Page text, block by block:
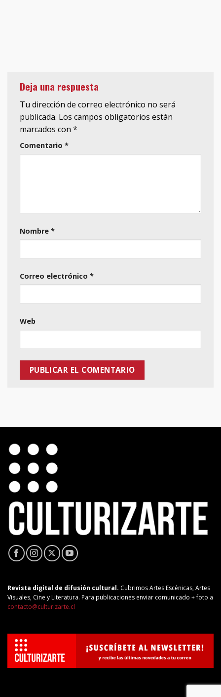
Deja una respuesta
Tu dirección de correo electrónico no será
publicada. Los campos obligatorios están
marcados con *
Comentario *
Nombre *
Correo electrónico *
Web
Revista digital de difusión cultural. Cubrimos Artes Escénicas, Artes
Visuales, Cine y Literatura. Para publicaciones enviar comunicado + foto a
contacto@culturizarte.cl